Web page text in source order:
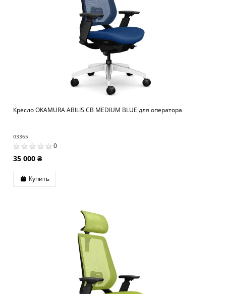
Кресло OKAMURA ABILIS CB MEDIUM BLUE для оператора
03365
0
35 000 ₴
Купить